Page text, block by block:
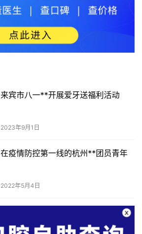
来宾市八一**开展爱牙送福利活动
2023年9月1日
在疫情防控第一线的杭州**团员青年
2022年5月4日